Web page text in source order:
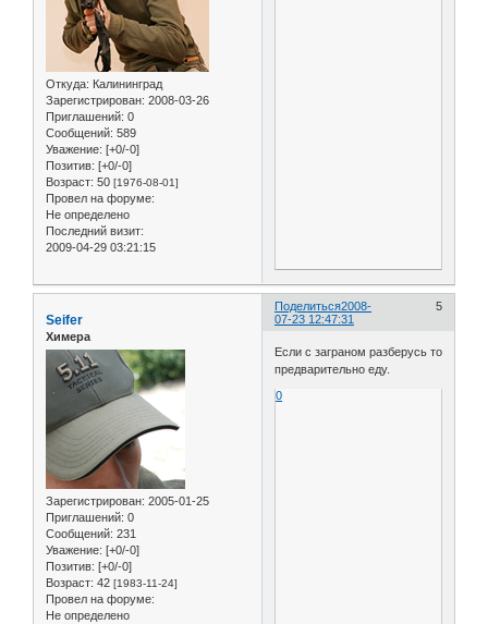
Откуда: Калининград
Зарегистрирован: 2008-03-26
Приглашений: 0
Сообщений: 589
Уважение: [+0/-0]
Позитив: [+0/-0]
Возраст: 50 [1976-08-01]
Провел на форуме:
Не определено
Последний визит:
2009-04-29 03:21:15
Поделиться 5
2008-
07-23 12:47:31
Seifer
Химера
Зарегистрирован: 2005-01-25
Приглашений: 0
Сообщений: 231
Уважение: [+0/-0]
Позитив: [+0/-0]
Возраст: 42 [1983-11-24]
Провел на форуме:
Не определено
Если с заграном разберусь то
предварительно еду.
0